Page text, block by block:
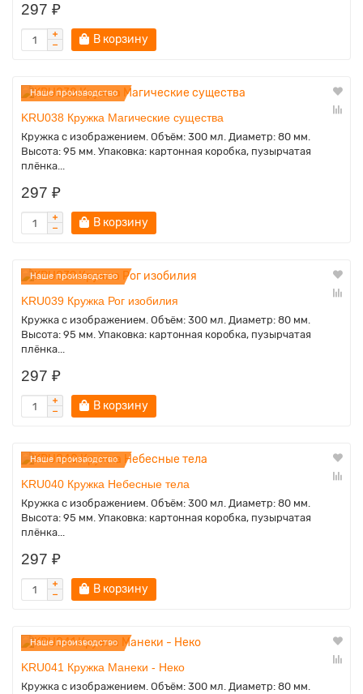
297 ₽
В корзину
Наше производство
KRU038 Кружка Магические существа
Кружка с изображением. Объём: 300 мл. Диаметр: 80 мм.
Высота: 95 мм. Упаковка: картонная коробка, пузырчатая
плёнка...
297 ₽
В корзину
Наше производство
KRU039 Кружка Рог изобилия
Кружка с изображением. Объём: 300 мл. Диаметр: 80 мм.
Высота: 95 мм. Упаковка: картонная коробка, пузырчатая
плёнка...
297 ₽
В корзину
Наше производство
KRU040 Кружка Небесные тела
Кружка с изображением. Объём: 300 мл. Диаметр: 80 мм.
Высота: 95 мм. Упаковка: картонная коробка, пузырчатая
плёнка...
297 ₽
В корзину
Наше производство
KRU041 Кружка Манеки - Неко
Кружка с изображением. Объём: 300 мл. Диаметр: 80 мм.